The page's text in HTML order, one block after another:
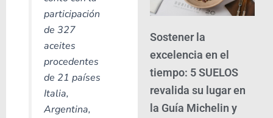
participación
de 327
aceites
procedentes
de 21 países
Italia,
Argentina,
Sostener la
excelencia en el
tiempo: 5 SUELOS
revalida su lugar en
la Guía Michelin y